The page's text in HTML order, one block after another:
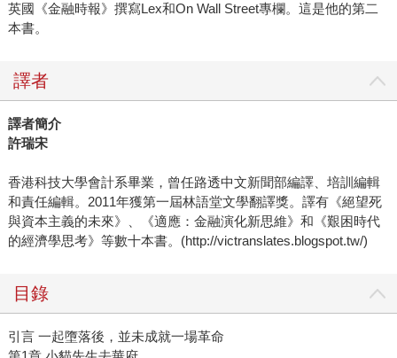
英國《金融時報》撰寫Lex和On Wall Street專欄。這是他的第二
本書。
譯者
譯者簡介
許瑞宋
香港科技大學會計系畢業，曾任路透中文新聞部編譯、培訓編輯
和責任編輯。2011年獲第一屆林語堂文學翻譯獎。譯有《絕望死
與資本主義的未來》、《適應：金融演化新思維》和《艱困時代
的經濟學思考》等數十本書。(http://victranslates.blogspot.tw/)
目錄
引言 一起墮落後，並未成就一場革命